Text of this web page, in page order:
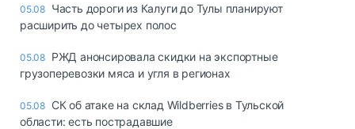
05.08 Часть дороги из Калуги до Тулы планируют
расширить до четырех полос
05.08 РЖД анонсировала скидки на экспортные
грузоперевозки мяса и угля в регионах
05.08 СК об атаке на склад Wildberries в Тульской
области: есть пострадавшие